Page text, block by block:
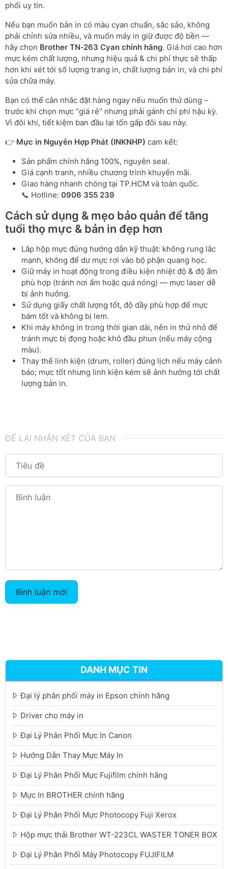
phối uy tín.
Nếu bạn muốn bản in có màu cyan chuẩn, sắc sảo, không
phải chỉnh sửa nhiều, và muốn máy in giữ được độ bền —
hãy chọn Brother TN‑263 Cyan chính hãng. Giá hơi cao hơn
mực kém chất lượng, nhưng hiệu quả & chi phí thực sẽ thấp
hơn khi xét tới số lượng trang in, chất lượng bản in, và chi phí
sửa chữa máy.
Bạn có thể cân nhắc đặt hàng ngay nếu muốn thử dùng –
trước khi chọn mực “giá rẻ” nhưng phải gánh chi phí hậu kỳ.
Vì đôi khi, tiết kiệm ban đầu lại tốn gấp đôi sau này.
👉 Mực in Nguyễn Hợp Phát (INKNHP) cam kết:
Sản phẩm chính hãng 100%, nguyên seal.
Giá cạnh tranh, nhiều chương trình khuyến mãi.
Giao hàng nhanh chóng tại TP.HCM và toàn quốc.
📞 Hotline: 0906 355 239
Cách sử dụng & mẹo bảo quản để tăng
tuổi thọ mực & bản in đẹp hơn
Lắp hộp mực đúng hướng dẫn kỹ thuật: không rung lắc
mạnh, không để dư mực rơi vào bộ phận quang học.
Giữ máy in hoạt động trong điều kiện nhiệt độ & độ ẩm
phù hợp (tránh nơi ẩm hoặc quá nóng) — mực laser dễ
bị ảnh hưởng.
Sử dụng giấy chất lượng tốt, độ dầy phù hợp để mực
bám tốt và không bị lem.
Khi máy không in trong thời gian dài, nên in thử nhỏ để
tránh mực bị đọng hoặc khô đầu phun (nếu máy cộng
màu).
Thay thế linh kiện (drum, roller) đúng lịch nếu máy cảnh
báo; mực tốt nhưng linh kiện kém sẽ ảnh hưởng tới chất
lượng bản in.
ĐỂ LẠI NHẬN XÉT CỦA BẠN
Bình luận mới
DANH MỤC TIN
Đại lý phân phối máy in Epson chính hãng
Driver cho máy in
Đại Lý Phân Phối Mực In Canon
Hướng Dẫn Thay Mực Máy In
Đại Lý Phân Phối Mực Fujifilm chính hãng
Mực In BROTHER chính hãng
Đại Lý Phân Phối Mực Photocopy Fuji Xerox
Hộp mực thải Brother WT-223CL WASTER TONER BOX
Đại Lý Phân Phối Máy Photocopy FUJIFILM